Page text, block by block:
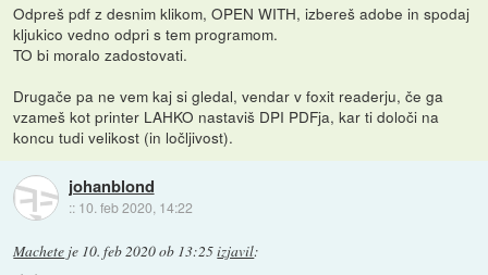
Odpreš pdf z desnim klikom, OPEN WITH, izbereš adobe in spodaj
kljukico vedno odpri s tem programom.
TO bi moralo zadostovati.
Drugače pa ne vem kaj si gledal, vendar v foxit readerju, če ga
vzameš kot printer LAHKO nastaviš DPI PDFja, kar ti določi na
koncu tudi velikost (in ločljivost).
johanblond
:: 10. feb 2020, 14:22
Machete je 10. feb 2020 ob 13:25izjavil: